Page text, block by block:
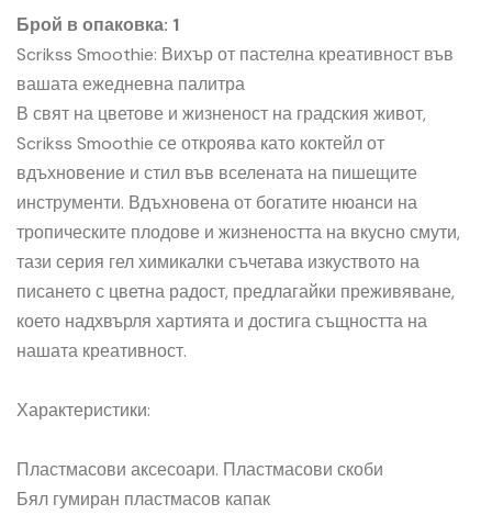
Брой в опаковка: 1
Scrikss Smoothie: Вихър от пастелна креативност във
вашата ежедневна палитра
В свят на цветове и жизненост на градския живот,
Scrikss Smoothie се откроява като коктейл от
вдъхновение и стил във вселената на пишещите
инструменти. Вдъхновена от богатите нюанси на
тропическите плодове и жизнеността на вкусно смути,
тази серия гел химикалки съчетава изкуството на
писането с цветна радост, предлагайки преживяване,
което надхвърля хартията и достига същността на
нашата креативност.
Характеристики:
Пластмасови аксесоари. Пластмасови скоби
Бял гумиран пластмасов капак